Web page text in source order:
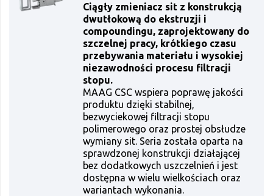
Ciągły zmieniacz sit z konstrukcją
dwutłokową do ekstruzji i
compoundingu, zaprojektowany do
szczelnej pracy, krótkiego czasu
przebywania materiału i wysokiej
niezawodności procesu filtracji
stopu.
MAAG CSC wspiera poprawę jakości
produktu dzięki stabilnej,
bezwyciekowej filtracji stopu
polimerowego oraz prostej obsłudze
wymiany sit. Seria została oparta na
sprawdzonej konstrukcji działającej
bez dodatkowych uszczelnień i jest
dostępna w wielu wielkościach oraz
wariantach wykonania.